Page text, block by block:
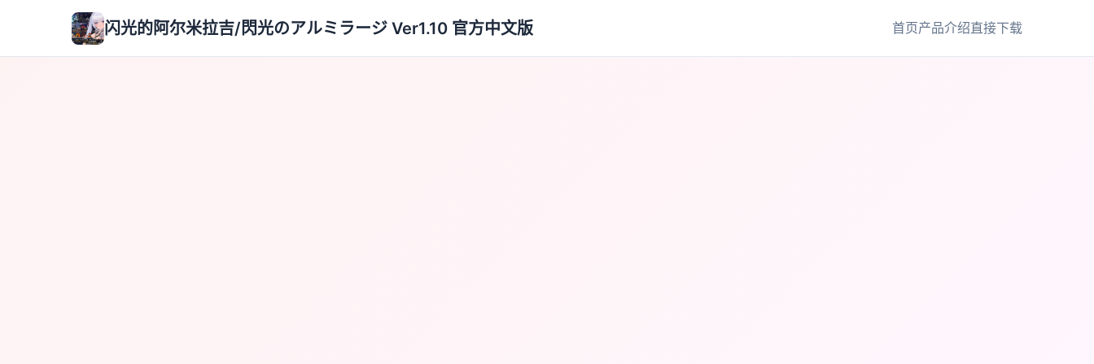
闪光的阿尔米拉吉/閃光のアルミラージ Ver1.10 官方中文版 首页产品介绍直接下载